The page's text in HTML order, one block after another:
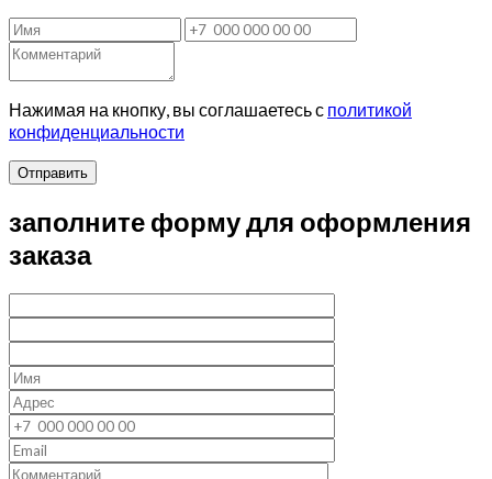
Нажимая на кнопку, вы соглашаетесь с политикой
конфиденциальности
Отправить
заполните форму для оформления
заказа